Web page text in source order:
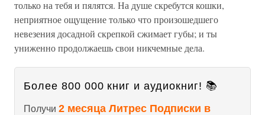
только на тебя и пялятся. На душе скребутся кошки,
неприятное ощущение только что произошедшего
невезения досадной скрепкой сжимает губы; и ты
униженно продолжаешь свои никчемные дела.
Более 800 000 книг и аудиокниг! 📚
Получи 2 месяца Литрес Подписки в